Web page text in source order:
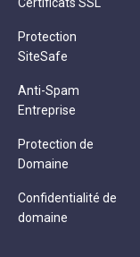
Certificats SSL
Protection
SiteSafe
Anti-Spam
Entreprise
Protection de
Domaine
Confidentialité de
domaine